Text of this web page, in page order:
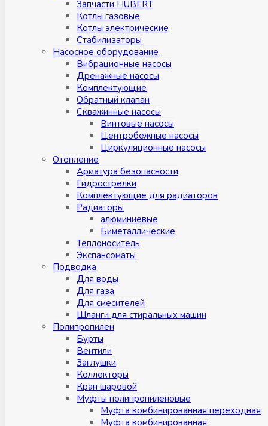
Запчасти HUBERT
Котлы газовые
Котлы электрические
Стабилизаторы
Насосное оборудование
Вибрационные насосы
Дренажные насосы
Комплектующие
Обратный клапан
Скважинные насосы
Винтовые насосы
Центробежные насосы
Циркуляционные насосы
Отопление
Арматура безопасности
Гидрострелки
Комплектующие для радиаторов
Радиаторы
алюминиевые
Биметаллические
Теплоноситель
Экспансоматы
Подводка
Для воды
Для газа
Для смесителей
Шланги для стиральных машин
Полипропилен
Бурты
Вентили
Заглушки
Коллекторы
Кран шаровой
Муфты полипропиленовые
Муфта комбинированная переходная
Муфта комбинированная